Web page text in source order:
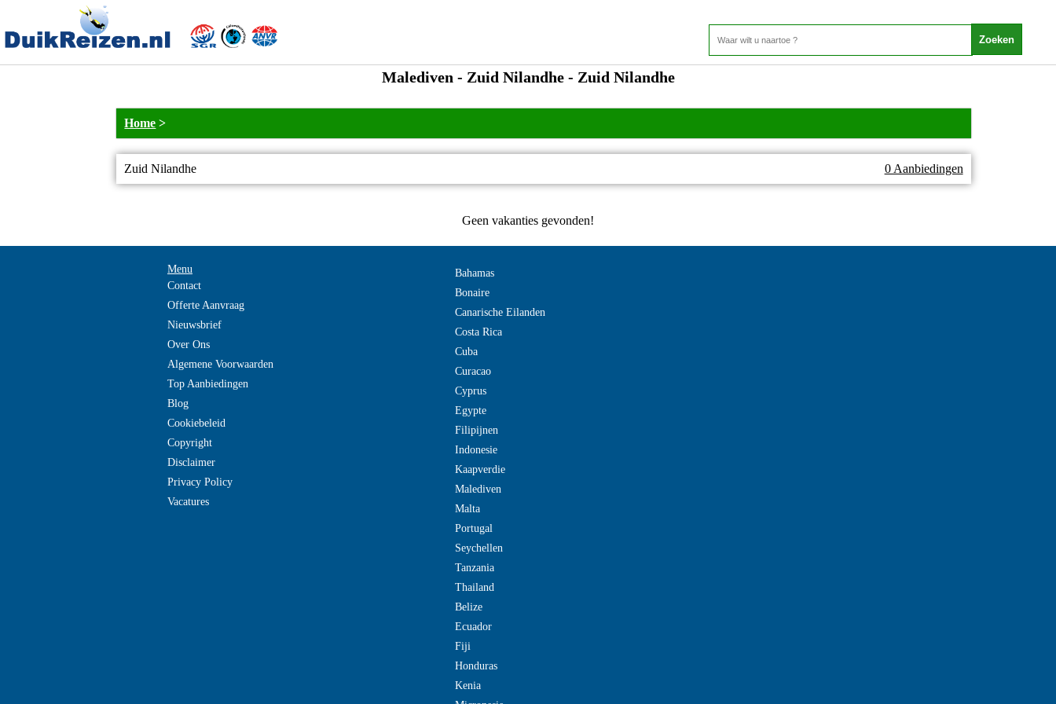
Malediven - Zuid Nilandhe - Zuid Nilandhe
Home >
Zuid Nilandhe 0 Aanbiedingen
Geen vakanties gevonden!
Menu
Contact
Offerte Aanvraag
Nieuwsbrief
Over Ons
Algemene Voorwaarden
Top Aanbiedingen
Blog
Cookiebeleid
Copyright
Disclaimer
Privacy Policy
Vacatures
Bahamas
Bonaire
Canarische Eilanden
Costa Rica
Cuba
Curacao
Cyprus
Egypte
Filipijnen
Indonesie
Kaapverdie
Malediven
Malta
Portugal
Seychellen
Tanzania
Thailand
Belize
Ecuador
Fiji
Honduras
Kenia